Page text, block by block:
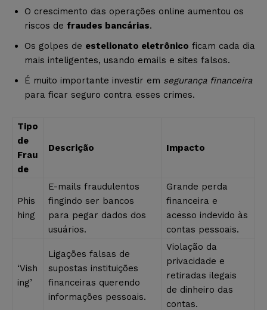
O crescimento das operações online aumentou os
riscos de fraudes bancárias.
Os golpes de estelionato eletrônico ficam cada dia
mais inteligentes, usando emails e sites falsos.
É muito importante investir em segurança financeira
para ficar seguro contra esses crimes.
Tipo
de
Frau
de
Descrição Impacto
Phis
hing
E-mails fraudulentos
fingindo ser bancos
para pegar dados dos
usuários.
Grande perda
financeira e
acesso indevido às
contas pessoais.
‘Vish
ing’
Ligações falsas de
supostas instituições
financeiras querendo
informações pessoais.
Violação da
privacidade e
retiradas ilegais
de dinheiro das
contas.